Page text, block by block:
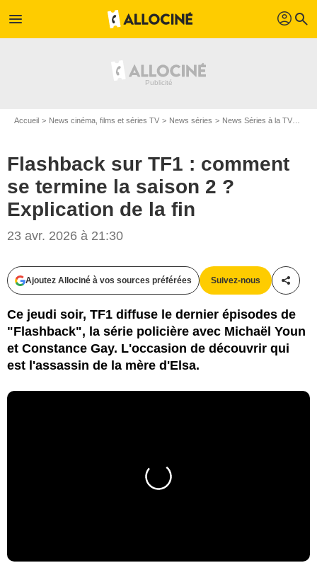
menu profil search
Accueil News cinéma, films et séries TV News séries News Séries à la TV
Flashback sur TF1 : comment
se termine la saison 2 ?
Explication de la fin
23 avr. 2026 à 21:30
Ajoutez Allociné à vos sources préférées Suivez-nous
Ce jeudi soir, TF1 diffuse le dernier épisodes de
"Flashback", la série policière avec Michaël Youn
et Constance Gay. L'occasion de découvrir qui
est l'assassin de la mère d'Elsa.